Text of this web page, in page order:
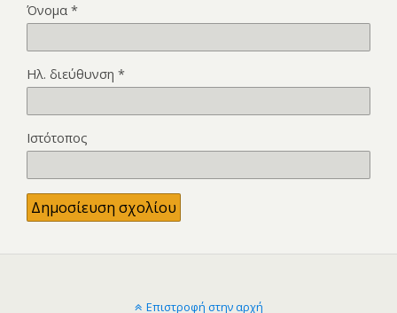
Όνομα *
Ηλ. διεύθυνση *
Ιστότοπος
Επιστροφή στην αρχή